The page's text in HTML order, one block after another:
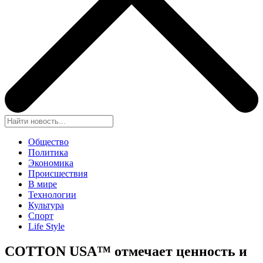
Общество
Политика
Экономика
Происшествия
В мире
Технологии
Культура
Спорт
Life Style
COTTON USA™ отмечает ценность и